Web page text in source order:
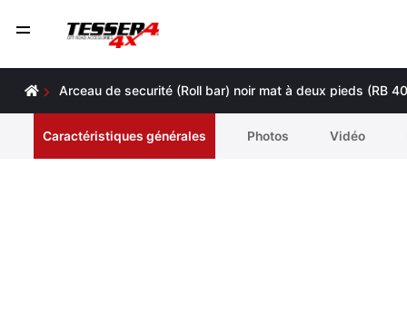
Arceau de securité (Roll bar) noir mat à deux pieds (RB
Caractéristiques générales Photos Vidéo